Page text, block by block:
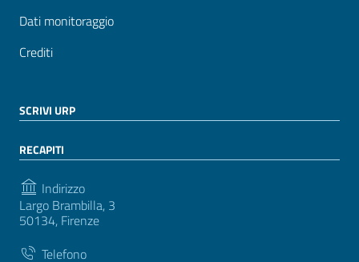
Dati monitoraggio
Crediti
SCRIVI URP
RECAPITI
Indirizzo
Largo Brambilla, 3
50134, Firenze
Telefono